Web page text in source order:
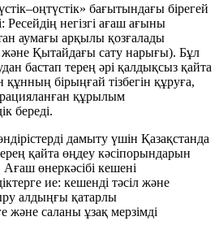
бағытындағы бірегей
Ресейдің негізгі ағаш ағыны
аумағы арқылы қозғалады
және Қытайдағы сату нарығы). Бұл
бастап терең әрі қалдықсыз қайта
құнның бірыңғай тізбегін құруға,
құрылым
береді.
дамыту үшін Қазақстанда
қайта өңдеу кәсіпорындарын
өнеркәсібі кешені
ие: кешенді тәсіл және
алдыңғы қатарлы
және саланы ұзақ мерзімді